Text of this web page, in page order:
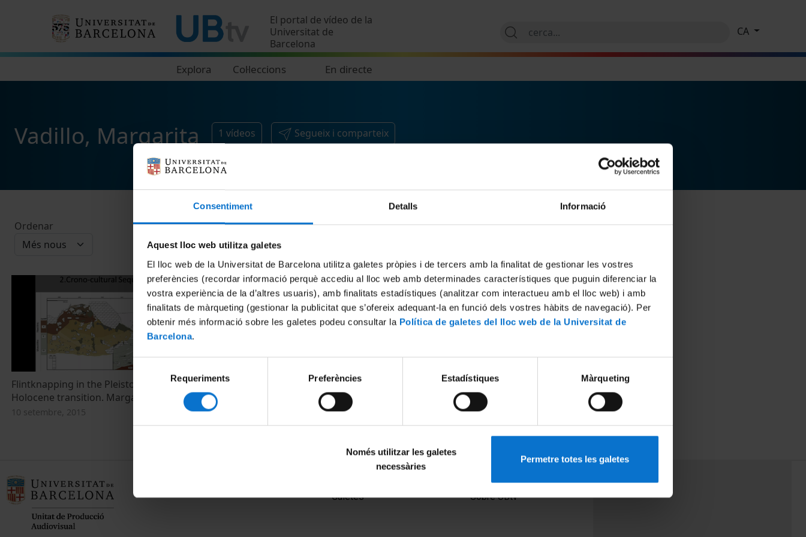
Consentiment Detalls Informació
Aquest lloc web utilitza galetes
El lloc web de la Universitat de Barcelona utilitza galetes pròpies i de tercers amb la finalitat de gestionar les vostres
preferències (recordar informació perquè accediu al lloc web amb determinades característiques que puguin diferenciar la
vostra experiència de la d’altres usuaris), amb finalitats estadístiques (analitzar com interactueu amb el lloc web) i amb
finalitats de màrqueting (gestionar la publicitat que s’ofereix adequant-la en funció dels vostres hàbits de navegació). Per
obtenir més informació sobre les galetes podeu consultar la Política de galetes del lloc web de la Universitat de
Barcelona.
Selecció
consentiment
Requeriments Preferències Estadístiques Màrqueting
Només utilitzar les galetes
necessàries
Permetre totes les galetes
El portal de vídeo de la
Universitat de
Barcelona
Explora Col·leccions En directe
CA
Vadillo, Margarita 1 vídeos Segueix i comparteix
Ordenar
Flintknapping in the Pleistocene-
Holocene transition. Margarita Vadillo
10 setembre, 2015
Galetes
Sobre UBtv